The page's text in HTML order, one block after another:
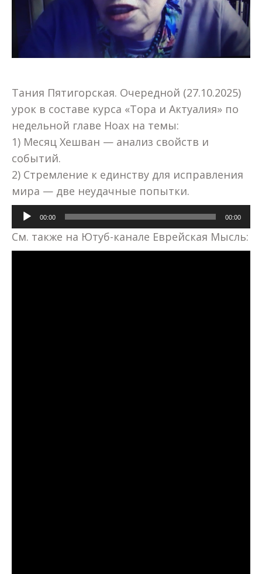
Тания Пятигорская. Очередной (27.10.2025)
урок в составе курса «Тора и Актуалия» по
недельной главе Ноах на темы:
1) Месяц Хешван — анализ свойств и
событий.
2) Стремление к единству для исправления
мира — две неудачные попытки.
Аудиоплеер
00:00 00:00
См. также на Ютуб-канале Еврейская Мысль: